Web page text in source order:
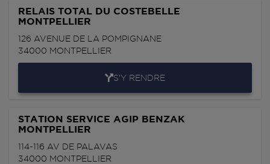
RELAIS TOTAL DU COSTEBELLE
MONTPELLIER
126 AVENUE DE LA POMPIGNANE
34000 MONTPELLIER
S'Y RENDRE
STATION SERVICE AGIP BENZAK
MONTPELLIER
114-116 AV DE PALAVAS
34000 MONTPELLIER